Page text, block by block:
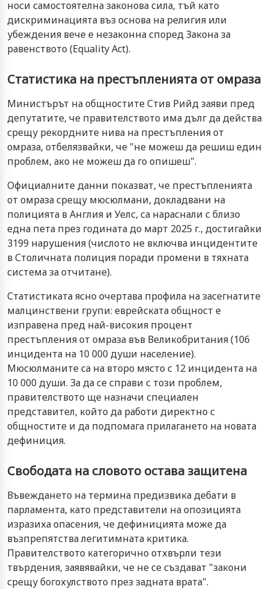
носи самостоятелна законова сила, тъй като
дискриминацията въз основа на религия или
убеждения вече е незаконна според Закона за
равенството (Equality Act).
Статистика на престъпленията от омраза
Министърът на общностите Стив Рийд заяви пред
депутатите, че правителството има дълг да действа
срещу рекордните нива на престъпления от
омраза, отбелязвайки, че "не можеш да решиш един
проблем, ако не можеш да го опишеш".
Официалните данни показват, че престъпленията
от омраза срещу мюсюлмани, докладвани на
полицията в Англия и Уелс, са нараснали с близо
една пета през годината до март 2025 г., достигайки
3199 нарушения (числото не включва инцидентите
в Столичната полиция поради промени в тяхната
система за отчитане).
Статистиката ясно очертава профила на засегнатите
малцинствени групи: еврейската общност е
изправена пред най-високия процент
престъпления от омраза във Великобритания (106
инцидента на 10 000 души население).
Мюсюлманите са на второ място с 12 инцидента на
10 000 души. За да се справи с този проблем,
правителството ще назначи специален
представител, който да работи директно с
общностите и да подпомага прилагането на новата
дефиниция.
Свободата на словото остава защитена
Въвеждането на термина предизвика дебати в
парламента, като представители на опозицията
изразиха опасения, че дефиницията може да
възпрепятства легитимната критика.
Правителството категорично отхвърли тези
твърдения, заявявайки, че не се създават "закони
срещу богохулството през задната врата".